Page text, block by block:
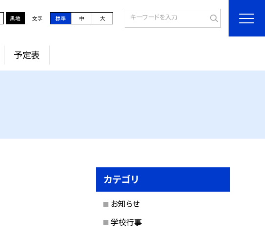
黒地 文字 標準 中 大
予定表
カテゴリ
お知らせ
学校行事